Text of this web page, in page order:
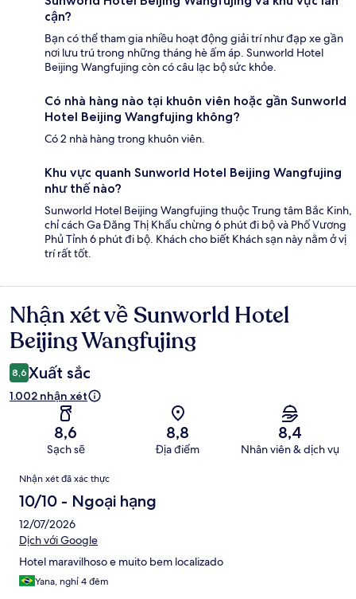
cận?
Bạn có thể tham gia nhiều hoạt động giải trí như đạp xe gần
nơi lưu trú trong những tháng hè ấm áp. Sunworld Hotel
Beijing Wangfujing còn có câu lạc bộ sức khỏe.
Có nhà hàng nào tại khuôn viên hoặc gần Sunworld
Hotel Beijing Wangfujing không?
Có 2 nhà hàng trong khuôn viên.
Khu vực quanh Sunworld Hotel Beijing Wangfujing
như thế nào?
Sunworld Hotel Beijing Wangfujing thuộc Trung tâm Bắc Kinh,
chỉ cách Ga Đăng Thị Khẩu chừng 6 phút đi bộ và Phố Vương
Phủ Tỉnh 6 phút đi bộ. Khách cho biết Khách sạn này nằm ở vị
trí rất tốt.
Nhận
xét
Nhận xét về Sunworld Hotel
Beijing Wangfujing
8,6 Xuất sắc
1.002 nhận xét
8,6
Sạch sẽ
8,8
Địa điểm
8,4
Nhân viên & dịch vụ
Nhận
xét
Nhận xét đã xác thực
10/10 - Ngoại hạng
12/07/2026
Dịch với Google
Hotel maravilhoso e muito bem localizado
Yana, nghỉ 4 đêm